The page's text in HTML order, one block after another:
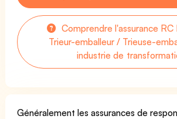
Comprendre l'assurance RC
Trieur-emballeur / Trieuse-
industrie de
Généralement les assurances de